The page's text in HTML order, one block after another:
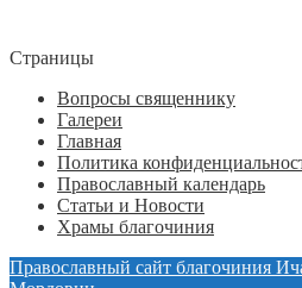
Страницы
Вопросы священнику
Галереи
Главная
Политика
Православный календарь
Статьи и Новости
Храмы благочиния
Православный сайт благочиния